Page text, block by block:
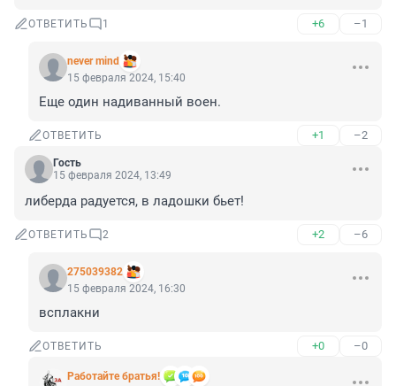
ОТВЕТИТЬ 1 +6 –1
never mind
15 февраля 2024, 15:40
Еще один надиванный воен.
ОТВЕТИТЬ +1 –2
Гость
15 февраля 2024, 13:49
либерда радуется, в ладошки бьет!
ОТВЕТИТЬ 2 +2 –6
275039382
15 февраля 2024, 16:30
всплакни
ОТВЕТИТЬ +0 –0
Работайте братья!